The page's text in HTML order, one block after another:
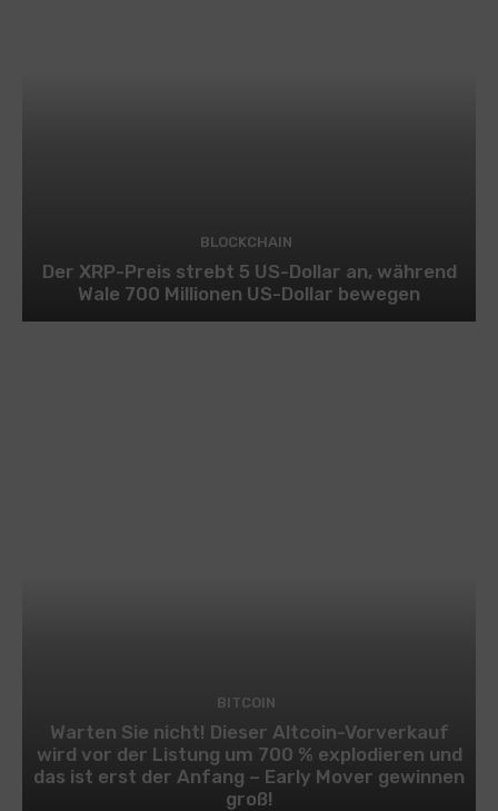
BLOCKCHAIN
Der XRP-Preis strebt 5 US-Dollar an, während
Wale 700 Millionen US-Dollar bewegen
BITCOIN
Warten Sie nicht! Dieser Altcoin-Vorverkauf
wird vor der Listung um 700 % explodieren und
das ist erst der Anfang – Early Mover gewinnen
groß!